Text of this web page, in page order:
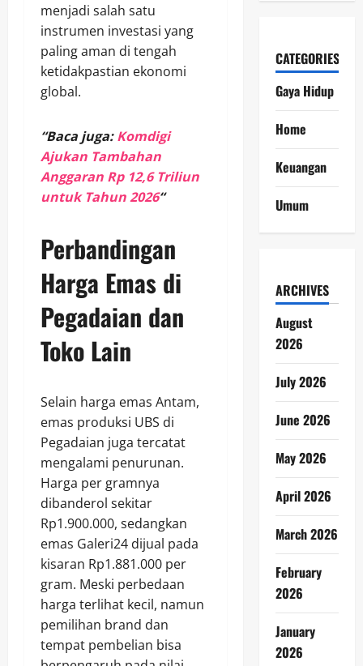
menjadi salah satu
instrumen investasi yang
paling aman di tengah
ketidakpastian ekonomi
global.
“Baca juga:Komdigi
Ajukan Tambahan
Anggaran Rp 12,6 Triliun
untuk Tahun 2026“
Perbandingan
Harga Emas di
Pegadaian dan
Toko Lain
Selain harga emas Antam,
emas produksi UBS di
Pegadaian juga tercatat
mengalami penurunan.
Harga per gramnya
dibanderol sekitar
Rp1.900.000, sedangkan
emas Galeri24 dijual pada
kisaran Rp1.881.000 per
gram. Meski perbedaan
harga terlihat kecil, namun
pemilihan brand dan
tempat pembelian bisa
CATEGORIES
Gaya Hidup
Home
Keuangan
Umum
ARCHIVES
August
2026
July 2026
June 2026
May 2026
April 2026
March 2026
February
2026
January
2026